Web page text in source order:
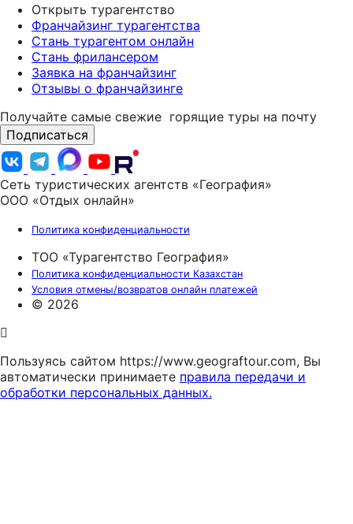
Открыть турагентство
Франчайзинг турагентства
Стань турагентом онлайн
Стань фрилансером
Заявка на франчайзинг
Отзывы о франчайзинге
Получайте самые свежие горящие туры на почту
Подписаться
Сеть туристических агентств «География»
ООО «Отдых онлайн»
Политика конфиденциальности
ТОО «Турагентство География»
Политика конфиденциальности Казахстан
Условия отмены/возвратов онлайн платежей
© 2026
Пользуясь сайтом https://www.geograftour.com, Вы
автоматически принимаете правила передачи и
обработки персональных данных.